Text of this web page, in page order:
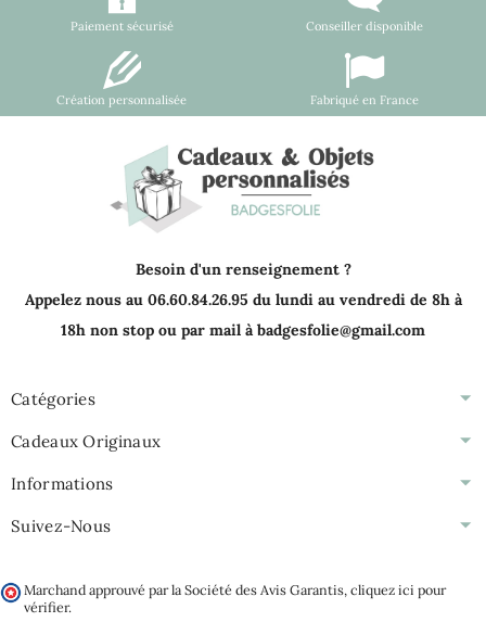
Paiement sécurisé Conseiller disponible
Création personnalisée Fabriqué en France
Besoin d'un renseignement ?
Appelez nous au 06.60.84.26.95 du lundi au vendredi de 8h à
18h non stop ou par mail à badgesfolie@gmail.com
Catégories
Cadeaux Originaux
Informations
Suivez-Nous
Marchand approuvé par la Société des Avis Garantis,cliquez ici pour
vérifier.